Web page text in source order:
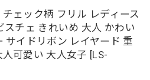
ェック柄 フリル レディース
スチェ きれいめ 大人 かわい
サイドリボン レイヤード 重
可愛い 大人女子 [LS-